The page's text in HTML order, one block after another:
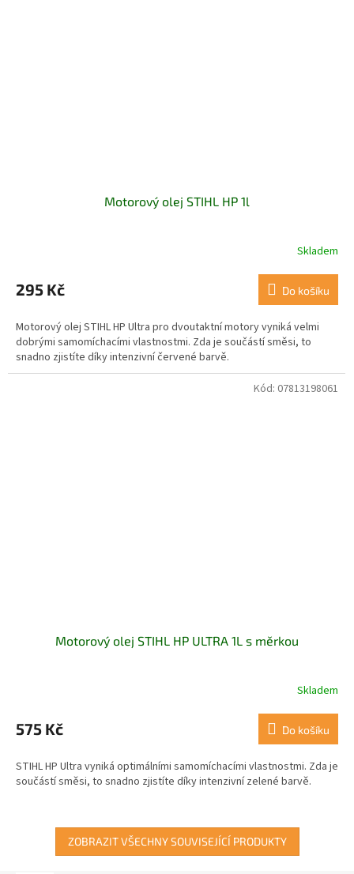
Motorový olej STIHL HP 1l
Skladem
295 Kč Do košíku
Motorový olej STIHL HP Ultra pro dvoutaktní motory vyniká velmi
dobrými samomíchacími vlastnostmi. Zda je součástí směsi, to
snadno zjistíte díky intenzivní červené barvě.
Motorový olej STIHL HP ULTRA 1L s měrkou
produktu
je
z
5
Skladem
575 Kč Do košíku
STIHL HP Ultra vyniká optimálními samomíchacími vlastnostmi. Zda je
součástí směsi, to snadno zjistíte díky intenzivní zelené barvě.
Kód: 07813198061
ZOBRAZIT VŠECHNY SOUVISEJÍCÍ PRODUKTY